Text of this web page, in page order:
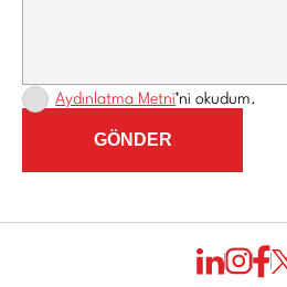
Aydınlatma Metni’ni okudum.
GÖNDER